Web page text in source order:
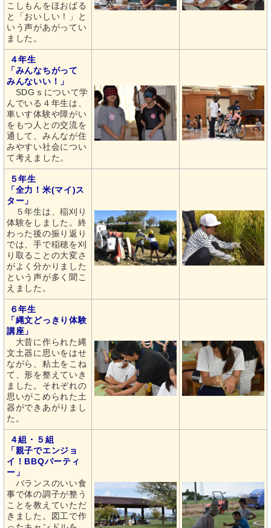
こしもんをほおばる
と「おいしい！」と
いう声があがってい
ました。
４年生
「みんなちがって
みんないい！」
SDGｓについて学
んでいる４年生は、
車いす体験や障がい
をもつ人との交流を
通して、みんなが住
みやすい社会につい
て考えました。
５年生
「全力！米(マイ)ス
ター」
５年生は、稲刈り
体験をしました。終
わった後の振り返り
では、手で稲穂を刈
り取ることの大変さ
がよく分かりました
という声が多く聞こ
えました。
６年生
「縄文どっきり体験
講座」
大昔に作られた縄
文土器に思いをはせ
ながら、粘土をこね
て、形を整えていき
ました。それぞれの
思いがこめられた土
器ができあがりまし
た。
４組・５組
「親子でエンジョ
イ！BBQパーティ
ー」
バランスのいい食
事で体の調子が整う
ことを教えていただ
きました。図工で作